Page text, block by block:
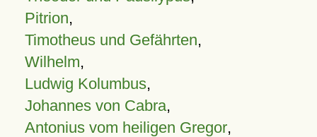
Pitrion,
Timotheus und Gefährten,
Wilhelm,
Ludwig Kolumbus,
Johannes von Cabra,
Antonius vom heiligen Gregor,